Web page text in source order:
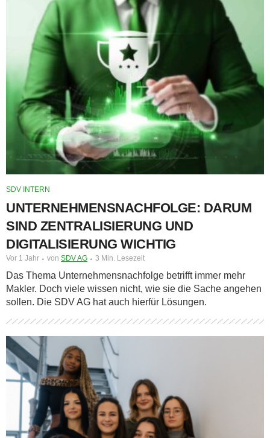
SDV INTERN
UNTERNEHMENSNACHFOLGE: DARUM
SIND ZENTRALISIERUNG UND
DIGITALISIERUNG WICHTIG
Vor 1 Jahr von SDV AG 3 Min. Lesezeit
Das Thema Unternehmensnachfolge betrifft immer mehr
Makler. Doch viele wissen nicht, wie sie die Sache angehen
sollen. Die SDV AG hat auch hierfür Lösungen.